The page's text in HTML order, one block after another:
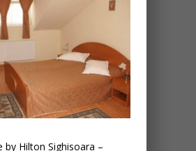
by Hilton Sighisoara –